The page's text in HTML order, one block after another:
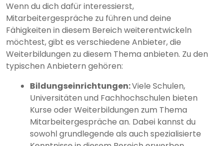
Wenn du dich dafür interessierst,
Mitarbeitergespräche zu führen und deine
Fähigkeiten in diesem Bereich weiterentwickeln
möchtest, gibt es verschiedene Anbieter, die
Weiterbildungen zu diesem Thema anbieten. Zu den
typischen Anbietern gehören:
Bildungseinrichtungen:Viele Schulen,
Universitäten und Fachhochschulen bieten
Kurse oder Weiterbildungen zum Thema
Mitarbeitergespräche an. Dabei kannst du
sowohl grundlegende als auch spezialisierte